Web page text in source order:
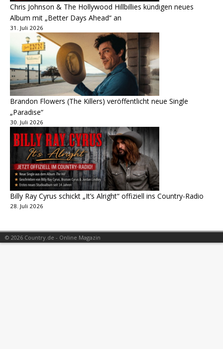
Chris Johnson & The Hollywood Hillbillies kündigen neues
Album mit „Better Days Ahead“ an
31. Juli 2026
Brandon Flowers (The Killers) veröffentlicht neue Single
„Paradise“
30. Juli 2026
Billy Ray Cyrus schickt „It’s Alright“ offiziell ins Country-Radio
28. Juli 2026
© 2026 Country.de - Online Magazin